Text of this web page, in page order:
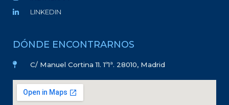
LINKEDIN
DÓNDE ENCONTRARNOS
C/ Manuel Cortina 11. 1º1ª. 28010, Madrid